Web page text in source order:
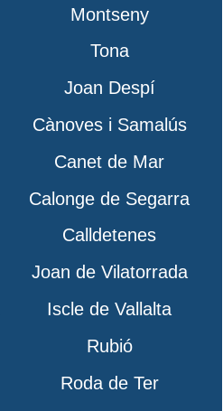
Montseny
Tona
Joan Despí
Cànoves i Samalús
Canet de Mar
Calonge de Segarra
Calldetenes
Joan de Vilatorrada
Iscle de Vallalta
Rubió
Roda de Ter